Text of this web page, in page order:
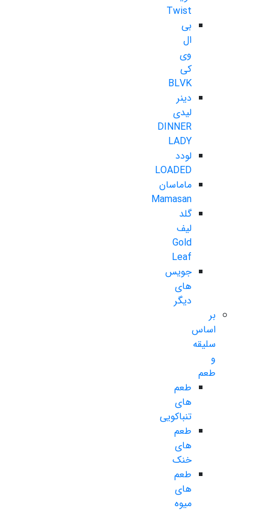
Twist
بی
ال
وی
کی
BLVK
دینر
لیدی
DINNER
LADY
لودد
LOADED
ماماسان
Mamasan
گلد
لیف
Gold
Leaf
جویس
های
دیگر
بر
اساس
سلیقه
و
طعم
طعم
های
تنباکویی
طعم
های
خنک
طعم
های
میوه